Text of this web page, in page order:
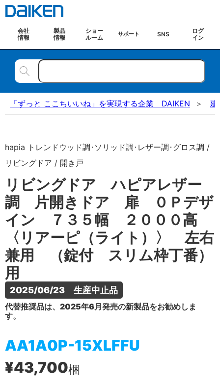
会社
情報
製品
情報
ショー
ルーム
サポート SNS
ログ
イン
「ずっと ここちいいね」を実現する企業 DAIKEN 建
hapia トレンドウッド調･ソリッド調･レザー調･グロス調 /
リビングドア / 開き戸
リビングドア ハピアレザー
調 片開きドア 扉 ０Ｐデザ
イン ７３５幅 ２０００高
〈リアーピ（ライト）〉 左右
兼用 （錠付 スリム枠丁番）
用
2025/06/23　生産中止品
代替推奨品は、2025年6月発売の新製品をお勧めしま
す。
AA1A0P-15XLFFU
¥43,700梱